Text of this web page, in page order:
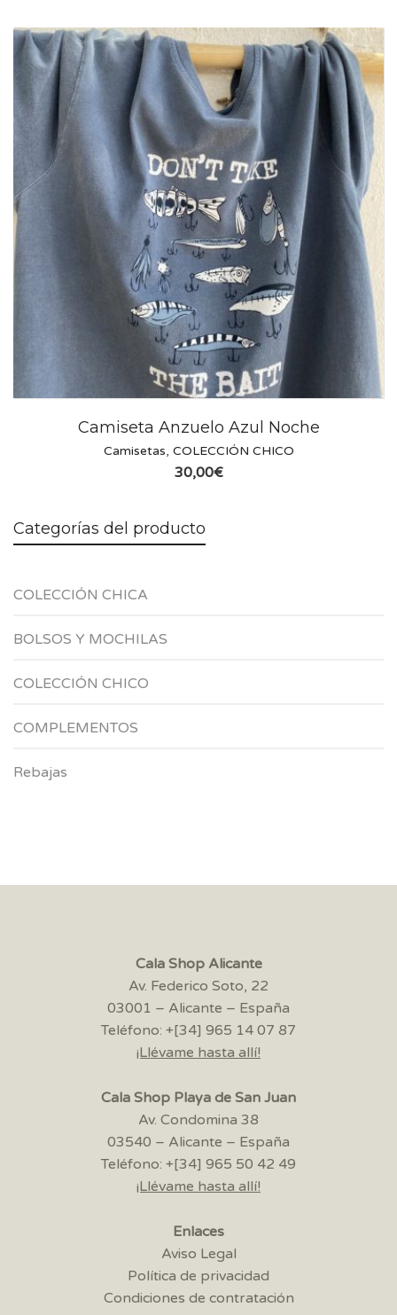
Camiseta Anzuelo Azul Noche
Camisetas, COLECCIÓN CHICO
30,00€
Categorías del producto
COLECCIÓN CHICA
BOLSOS Y MOCHILAS
COLECCIÓN CHICO
COMPLEMENTOS
Rebajas
Cala Shop Alicante
Av. Federico Soto, 22
03001 – Alicante – España
Teléfono: +[34] 965 14 07 87
¡Llévame hasta allí!
Cala Shop Playa de San Juan
Av. Condomina 38
03540 – Alicante – España
Teléfono: +[34] 965 50 42 49
¡Llévame hasta allí!
Enlaces
Aviso Legal
Política de privacidad
Condiciones de contratación